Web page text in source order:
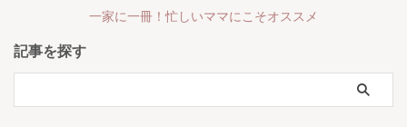
一家に一冊！忙しいママにこそオススメ
記事を探す